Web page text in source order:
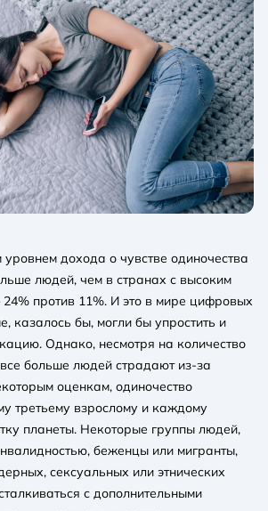
уровнем дохода о чувстве одиночества
людей, чем в странах с высоким
против 11%. И это в мире цифровых
казалось бы, могли бы упростить и
Однако, несмотря на количество
больше людей страдают из-за
оценкам, одиночество
третьему взрослому и каждому
планеты. Некоторые группы людей,
беженцы или мигранты,
сексуальных или этнических
с дополнительными